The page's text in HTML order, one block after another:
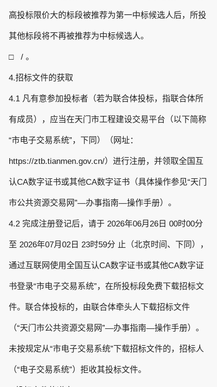
高投标限价大的标段被推荐为第一中标候选人后，所投
其他标段将不再被推荐为中标候选人。
□ / 。
4.招标文件的获取
4.1 凡有意参加投标者（若为联合体投标，指联合体所
有成员），应当在天门市工程建设交易平台（以下简称
“市电子交易系统”，下同）（网址：
https://ztb.tianmen.gov.cn/）进行注册，并领取全国互
认CA数字证书或其他CA数字证书（具体操作参见“天门
市公共资源交易网”—办事指南—操作手册）。
4.2 完成注册登记后，请于 2026年06月26日 00时00分
至 2026年07月02日 23时59分 止（北京时间、下同），
通过互联网使用全国互认CA数字证书或其他CA数字证
书登录“市电子交易系统”，在所投标段免费下载招标文
件。联合体投标的，由联合体牵头人下载招标文件
（“天门市公共资源交易网”—办事指南—操作手册）。
未按规定从“市电子交易系统”下载招标文件的，招标人
（“电子交易系统”）拒收其投标文件。